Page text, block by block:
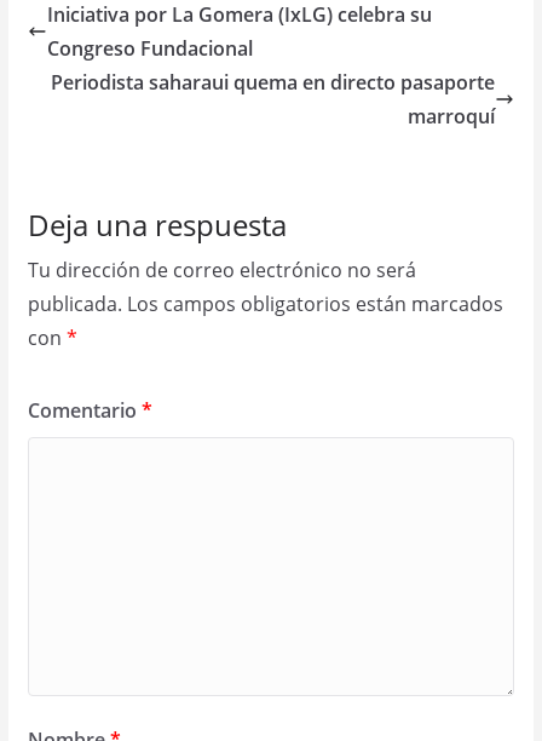
Iniciativa por La Gomera (IxLG) celebra su
Congreso Fundacional
Periodista saharaui quema en directo pasaporte
marroquí
Deja una respuesta
Tu dirección de correo electrónico no será
publicada. Los campos obligatorios están marcados
con *
Comentario *